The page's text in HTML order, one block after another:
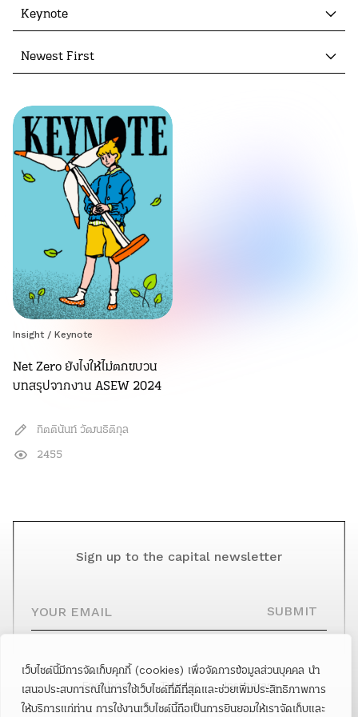
เว็บไซต์นี้มีการจัดเก็บคุกกี้ (cookies) เพื่อจัดการข้อมูลส่วนบุคคล นำ
เสนอประสบการณ์ในการใช้เว็บไซต์ที่ดีที่สุดและช่วยเพิ่มประสิทธิภาพการ
ให้บริการแก่ท่าน การใช้งานเว็บไซต์นี้ถือเป็นการยินยอมให้เราจัดเก็บและ
Keynote
Newest First
Insight / Keynote
Net Zero ยังไงให้ไม่ตกขบวน
บทสรุปจากงาน ASEW 2024
กิตตินันท์ วัฒนธิติกุล
2455
Sign up to the capital newsletter
SUBMIT
Facebook Twitter Instagram